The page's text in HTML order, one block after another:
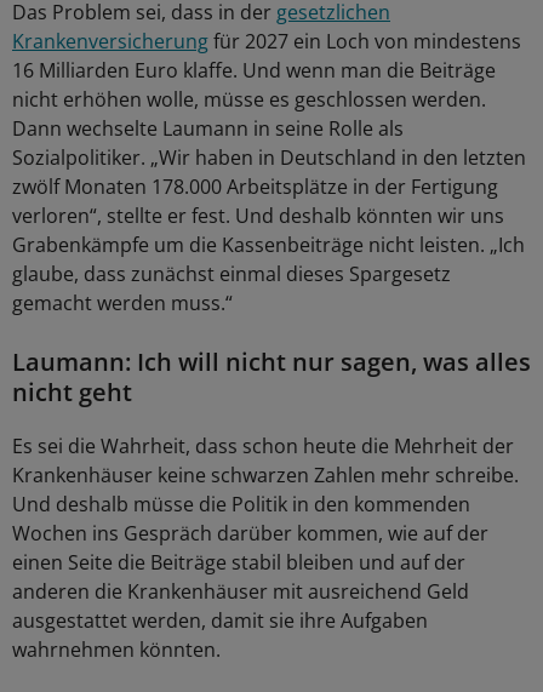
Das Problem sei, dass in der gesetzlichen
Krankenversicherungfür 2027 ein Loch von mindestens
16 Milliarden Euro klaffe. Und wenn man die Beiträge
nicht erhöhen wolle, müsse es geschlossen werden.
Dann wechselte Laumann in seine Rolle als
Sozialpolitiker. „Wir haben in Deutschland in den letzten
zwölf Monaten 178.000 Arbeitsplätze in der Fertigung
verloren“, stellte er fest. Und deshalb könnten wir uns
Grabenkämpfe um die Kassenbeiträge nicht leisten. „Ich
glaube, dass zunächst einmal dieses Spargesetz
gemacht werden muss.“
Laumann: Ich will nicht nur sagen, was alles
nicht geht
Es sei die Wahrheit, dass schon heute die Mehrheit der
Krankenhäuser keine schwarzen Zahlen mehr schreibe.
Und deshalb müsse die Politik in den kommenden
Wochen ins Gespräch darüber kommen, wie auf der
einen Seite die Beiträge stabil bleiben und auf der
anderen die Krankenhäuser mit ausreichend Geld
ausgestattet werden, damit sie ihre Aufgaben
wahrnehmen könnten.